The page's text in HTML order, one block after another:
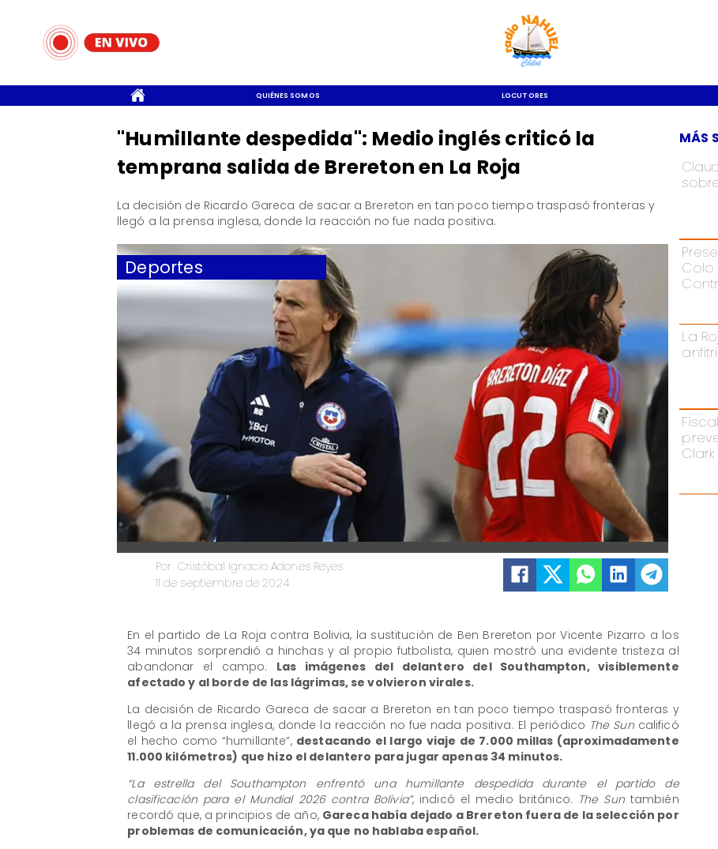
QUIÉNES SOMOS LOCUTORES
Deportes
Cristóbal Ignacio Adones Reyes
Por
11 de septiembre de 2024
Colo
La
MÁS
"Humillante despedida": Medio inglés criticó la
temprana salida de Brereton en La Roja
​La decisión de Ricardo Gareca de sacar a Brereton en tan poco tiempo traspasó fronteras y
llegó a la prensa inglesa, donde la reacción no fue nada positiva.
En el partido de La Roja contra Bolivia, la sustitución de Ben Brereton por Vicente Pizarro a los
34 minutos sorprendió a hinchas y al propio futbolista, quien mostró una evidente tristeza al
abandonar el campo. Las imágenes del delantero del Southampton, visiblemente
afectado y al borde de las lágrimas, se volvieron virales.
La decisión de Ricardo Gareca de sacar a Brereton en tan poco tiempo traspasó fronteras y
llegó a la prensa inglesa, donde la reacción no fue nada positiva. El periódico The Suncalificó
el hecho como “humillante”, destacando el largo viaje de 7.000 millas (aproximadamente
11.000 kilómetros) que hizo el delantero para jugar apenas 34 minutos.
“La estrella del Southampton enfrentó una humillante despedida durante el partido de
clasificación para el Mundial 2026 contra Bolivia”, indicó el medio británico. The Suntambién
recordó que, a principios de año, Gareca había dejado a Brereton fuera de la selección por
problemas de comunicación, ya que no hablaba español.